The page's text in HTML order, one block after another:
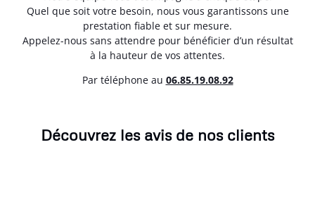
Quel que soit votre besoin, nous vous garantissons une
prestation fiable et sur mesure.
Appelez-nous sans attendre pour bénéficier d’un résultat
à la hauteur de vos attentes.
Par téléphone au 06.85.19.08.92
Découvrez les avis de nos clients